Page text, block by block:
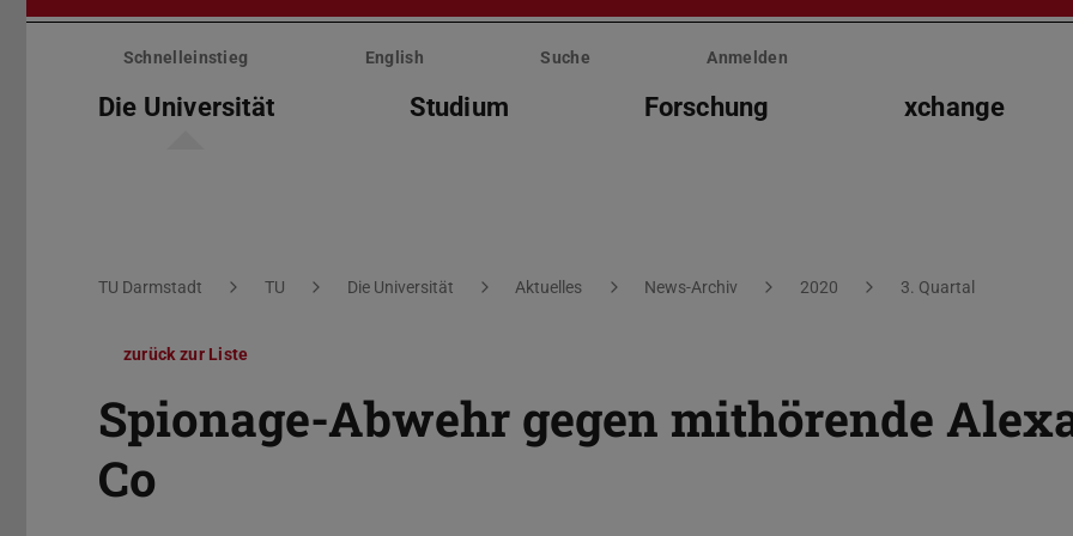
Menü
überspringenSchnelleinstieg English Suche Anmelden
Die Universität Studium Forschung xchange
Sie befinden sich hier:
TU Darmstadt TU Die Universität Aktuelles News-Archiv 2020 3. Quartal
zurück zur Liste
Spionage-Abwehr gegen mithörende
Co